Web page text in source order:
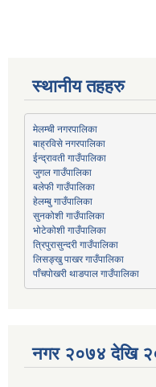
स्थानीय तहहरु
मेलम्ची नगरपालिका
बाह्रविसे नगरपालिका
ईन्द्रावती गाउँपालिका
जुगल गाउँपालिका
बलेफी गाउँपालिका
हेलम्बु गाउँपालिका
सुनकोशी गाउँपालिका
भोटेकोशी गाउँपालिका
त्रिपुरासुन्दरी गाउँपालिका
लिसङ्खु पाखर गाउँपालिका
पाँचपोखरी थाङपाल गाउँपालिका
नगर २०७४ देखि